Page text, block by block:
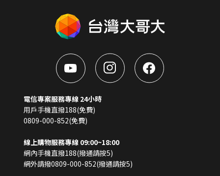
電信專案服務專線 24小時
用戶手機直撥188(免費)
0809-000-852(免費)
線上購物服務專線 09:00~18:00
網內手機直撥188(撥通請按5)
網外請撥0809-000-852(撥通請按5)